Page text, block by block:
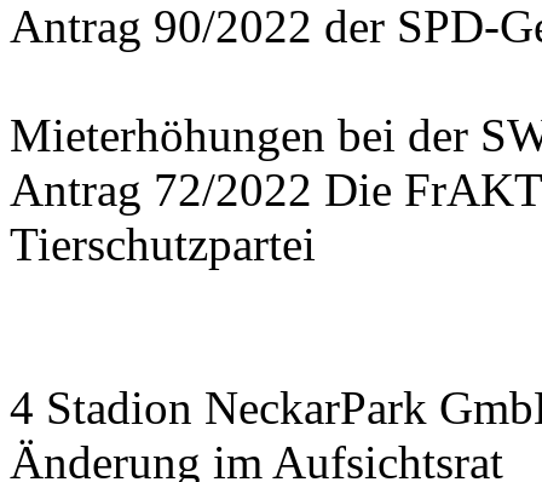
Antrag 90/2022 der SPD-
Mieterhöhungen bei der
Antrag 72/2022 Die
Tierschutzpartei
4 Stadion NeckarPark
Änderung im Aufsichtsrat